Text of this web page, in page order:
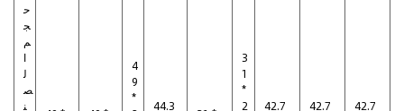
ح
ج
م
ا
ل
ص
ن
4
9
*
44.3
3
1
*
2
42.7
42.7
42.7